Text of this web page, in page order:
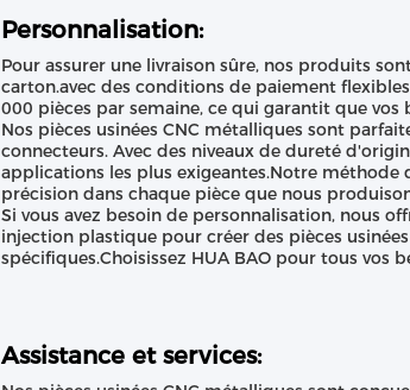
Personnalisation:
Pour assurer une livraison sûre, nos produits
carton.avec des conditions de paiement
000 pièces par semaine, ce qui garantit que
Nos pièces usinées CNC métalliques sont
connecteurs. Avec des niveaux de dureté
applications les plus exigeantes.Notre
précision dans chaque pièce que nous
Si vous avez besoin de personnalisation, nous
injection plastique pour créer des pièces
spécifiques.Choisissez HUA BAO pour tous vos
Assistance et services: